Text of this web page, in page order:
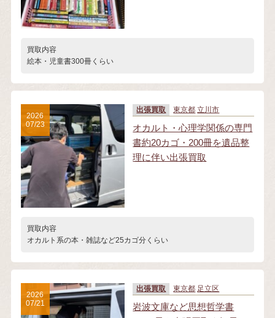
買取内容
絵本・児童書300冊くらい
出張買取 東京都 立川市
オカルト・心理学関係の専門
書約20カゴ・200冊を遺品整
理に伴い出張買取
買取内容
オカルト系の本・雑誌など25カゴ分くらい
2026
07/23
出張買取 東京都 足立区
岩波文庫など思想哲学書
2026
07/21